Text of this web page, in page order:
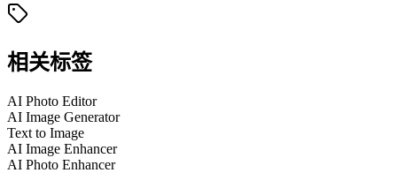
相关标签
AI Photo Editor
AI Image Generator
Text to Image
AI Image Enhancer
AI Photo Enhancer